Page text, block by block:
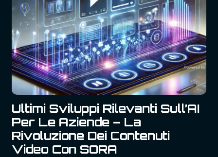
Sicurezza
E
Garantire
La
Conformità
Normativa
Ultimi Sviluppi Rilevanti Sull’AI
Per Le Aziende – La
Rivoluzione Dei Contenuti
Video Con SORA